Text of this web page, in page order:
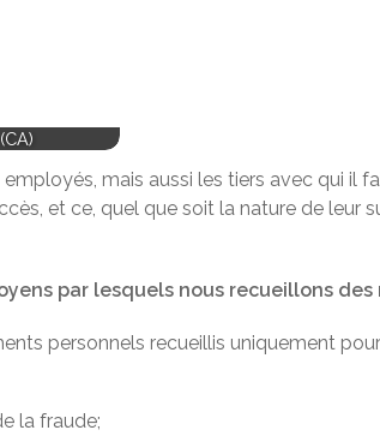
employés, mais aussi les tiers avec qui
et ce, quel que soit la nature de
par lesquels nous recueillons
personnels recueillis uniquement
la fraude;